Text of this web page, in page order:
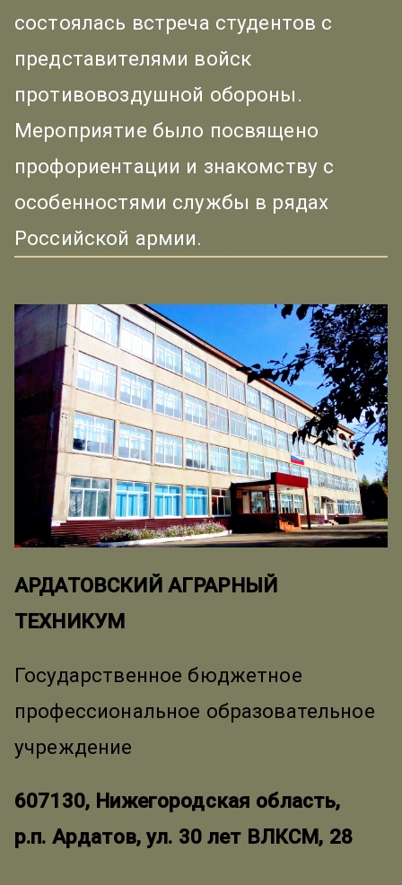
состоялась встреча студентов с
представителями войск
противовоздушной обороны.
Мероприятие было посвящено
профориентации и знакомству с
особенностями службы в рядах
Российской армии.
АРДАТОВСКИЙ АГРАРНЫЙ
ТЕХНИКУМ
Государственное бюджетное
профессиональное образовательное
учреждение
607130, Нижегородская область,
р.п. Ардатов, ул. 30 лет ВЛКСМ, 28